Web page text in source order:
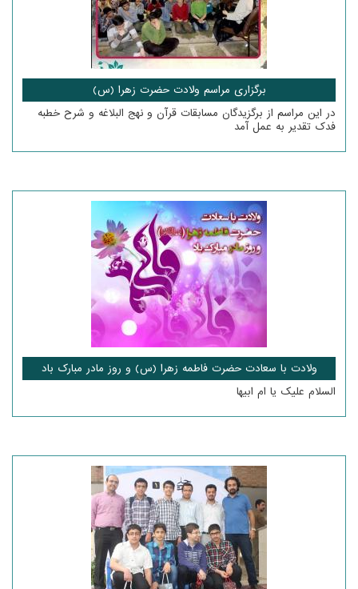
برگزاری مراسم ولادت حضرت زهرا (س)
در این مراسم از برگزیدگان مسابقات قرآن و نهج البلاغه و شرح خطبه
فدک تقدیر به عمل آمد
ولادت با سعادت حضرت فاطمه زهرا (س) و روز مادر مبارک باد
السلام علیک یا ام ابیها